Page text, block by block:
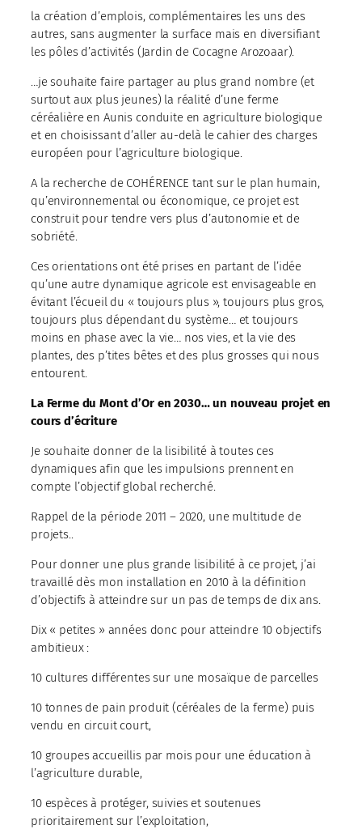
la création d’emplois, complémentaires les uns des
autres, sans augmenter la surface mais en diversifiant
les pôles d’activités (Jardin de Cocagne Arozoaar).
…je souhaite faire partager au plus grand nombre (et
surtout aux plus jeunes) la réalité d’une ferme
céréalière en Aunis conduite en agriculture biologique
et en choisissant d’aller au-delà le cahier des charges
européen pour l’agriculture biologique.
A la recherche de COHÉRENCE tant sur le plan humain,
qu’environnemental ou économique, ce projet est
construit pour tendre vers plus d’autonomie et de
sobriété.
Ces orientations ont été prises en partant de l’idée
qu’une autre dynamique agricole est envisageable en
évitant l’écueil du « toujours plus », toujours plus gros,
toujours plus dépendant du système… et toujours
moins en phase avec la vie… nos vies, et la vie des
plantes, des p’tites bêtes et des plus grosses qui nous
entourent.
La Ferme du Mont d’Or en 2030… un nouveau projet en
cours d’écriture
Je souhaite donner de la lisibilité à toutes ces
dynamiques afin que les impulsions prennent en
compte l’objectif global recherché.
Rappel de la période 2011 – 2020, une multitude de
projets..
Pour donner une plus grande lisibilité à ce projet, j’ai
travaillé dès mon installation en 2010 à la définition
d’objectifs à atteindre sur un pas de temps de dix ans.
Dix « petites » années donc pour atteindre 10 objectifs
ambitieux :
10 cultures différentes sur une mosaïque de parcelles
10 tonnes de pain produit (céréales de la ferme) puis
vendu en circuit court,
10 groupes accueillis par mois pour une éducation à
l’agriculture durable,
10 espèces à protéger, suivies et soutenues
prioritairement sur l’exploitation,